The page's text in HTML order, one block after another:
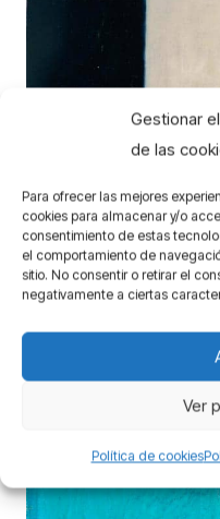
Gestionar
de las
Para ofrecer las mejores
cookies para almacenar y/o
consentimiento de estas
el comportamiento de
sitio. No consentir o retirar el
negativamente a ciertas
Ver
Política de cookies
Simetrías
Pintura